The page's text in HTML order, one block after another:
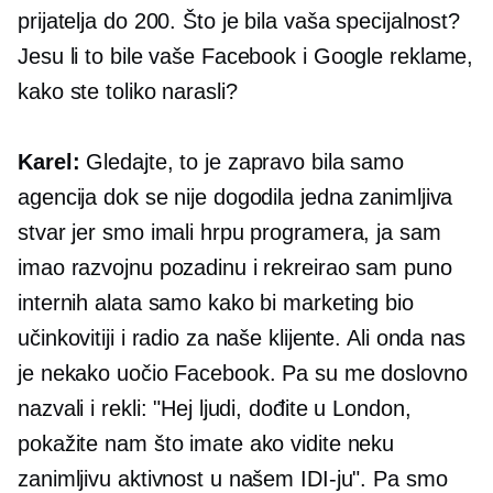
prijatelja do 200. Što je bila vaša specijalnost?
Jesu li to bile vaše Facebook i Google reklame,
kako ste toliko narasli?
Karel: Gledajte, to je zapravo bila samo
agencija dok se nije dogodila jedna zanimljiva
stvar jer smo imali hrpu programera, ja sam
imao razvojnu pozadinu i rekreirao sam puno
internih alata samo kako bi marketing bio
učinkovitiji i radio za naše klijente. Ali onda nas
je nekako uočio Facebook. Pa su me doslovno
nazvali i rekli: "Hej ljudi, dođite u London,
pokažite nam što imate ako vidite neku
zanimljivu aktivnost u našem IDI-ju". Pa smo